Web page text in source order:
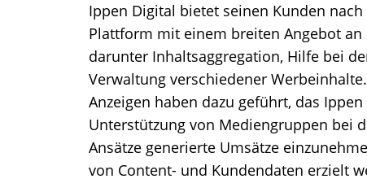
Ippen Digital bietet seinen Kunden
Plattform mit einem breiten Angebot
darunter Inhaltsaggregation, Hilfe bei
Verwaltung verschiedener
Anzeigen haben dazu geführt, das
Unterstützung von Mediengruppen bei
Ansätze generierte Umsätze
von Content- und Kundendaten erzielt